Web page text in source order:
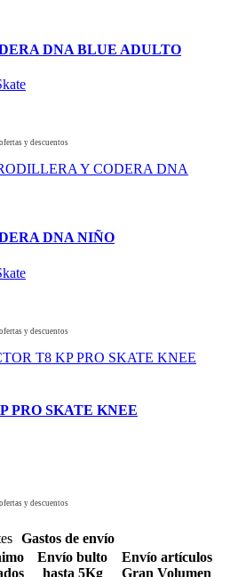
DNA BLUE ADULTO
y descuentos
DNA NIÑO
y descuentos
PRO SKATE KNEE
y descuentos
Gastos de envío
Envío bulto
hasta 5Kg
Envío artículos
Gran Volumen